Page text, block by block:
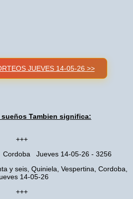
JUEVES 14-05-26 >>
sueños Tambien significa:
+++
Jueves 14-05-26 - 3256
y seis, Quiniela, Vespertina, Cordoba,
14-05-26
+++